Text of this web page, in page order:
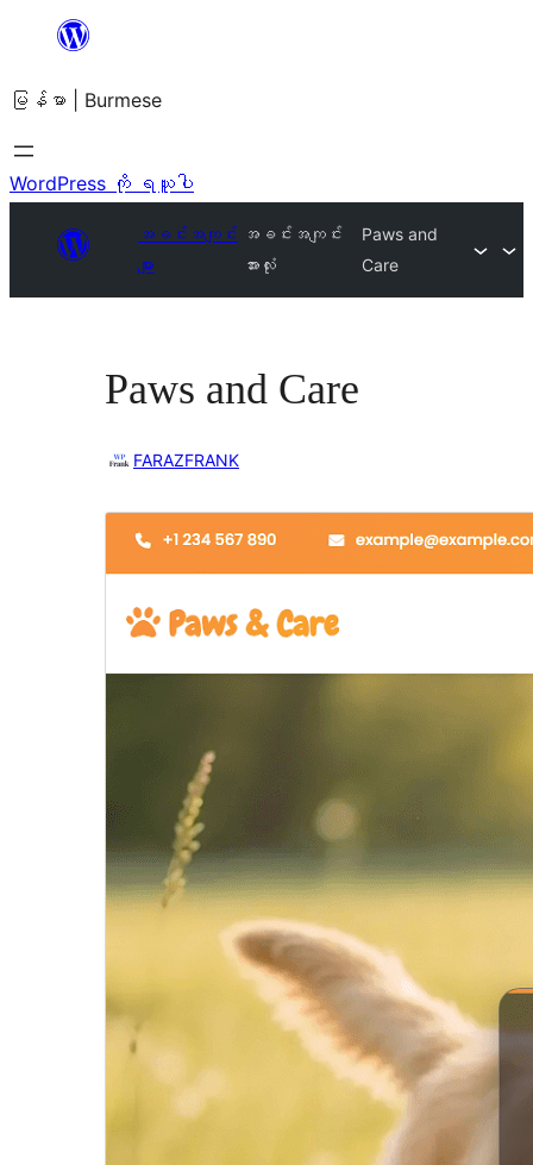
အကြောင်းအရာ
ကျော်သွား
ရန်
မြန်မာ | Burmese
WordPress ကို ရယူပါ
အခင်းအကျင်း
များ
အခင်းအကျင်း
အားလုံး
Paws and
Care
Paws and Care
FARAZFRANK